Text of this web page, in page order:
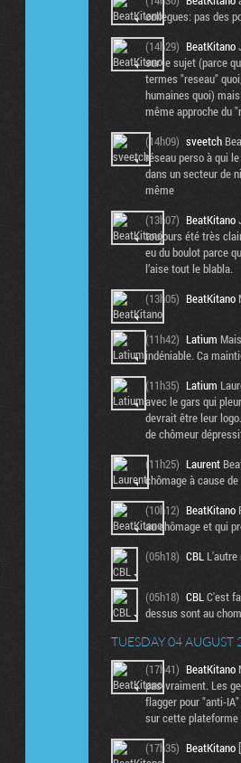
collègues: pas des
(14h29) BeatKitano
sur le sujet (parce
termes "reseau"
humaines quoi)
même approche du
(14h09) sveetch
réseau perso à qui
dans un secteur de
même
(13h07) BeatKitano
toujours été très
eu du boulot parce
l’aise tout le blabla.
(13h05) BeatKitano
(11h42) Latium
indéniable. Ca
(11h35) Latium
avec le gars qui
devrait être leur
de chômeur
(11h25) Laurent
chômage à cause
(10h12) BeatKitano
au chômage et qui
(05h18) CBL
(05h18) CBLC'est
dessus sont au
TUESDAY 04 AUGUST
(17h41) BeatKitano
pas-vraiment. Les
flagger pour "anti-
sur cette plateforme
(17h35) BeatKitano[